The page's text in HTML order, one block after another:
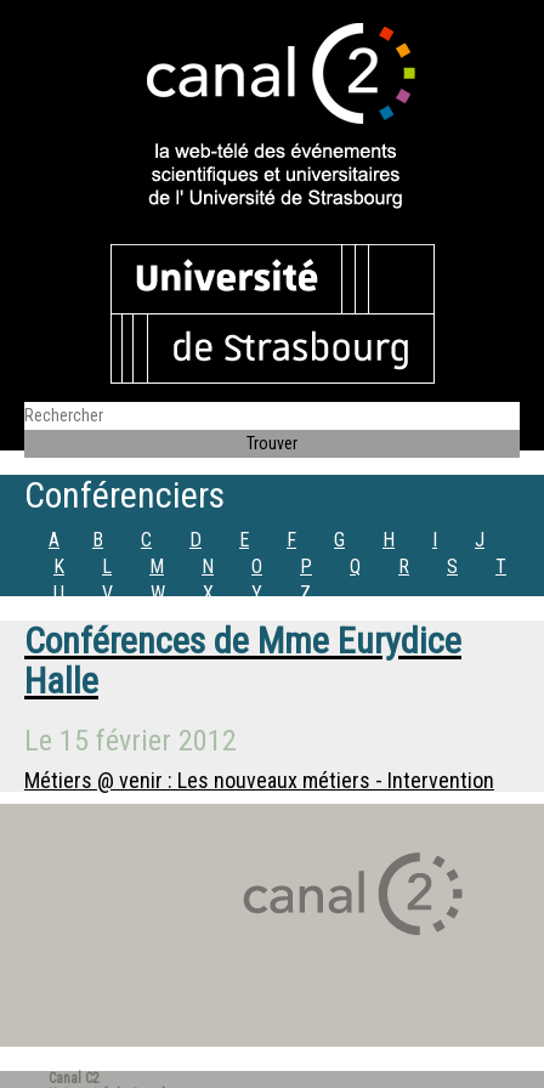
Conférenciers
A B C D E F G H I
J
K
L M N O P Q R S
T
U
V W X Y Z
Conférences de Mme Eurydice
Halle
Le 15 février 2012
Métiers @ venir : Les nouveaux métiers - Intervention
Canal C2